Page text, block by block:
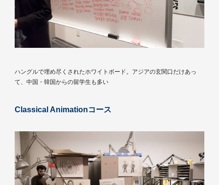
ハングルで埋め尽くされたホワイトボード。アジアの玄関口だけあっ
て、中国・韓国からの留学生も多い
Classical Animationコース